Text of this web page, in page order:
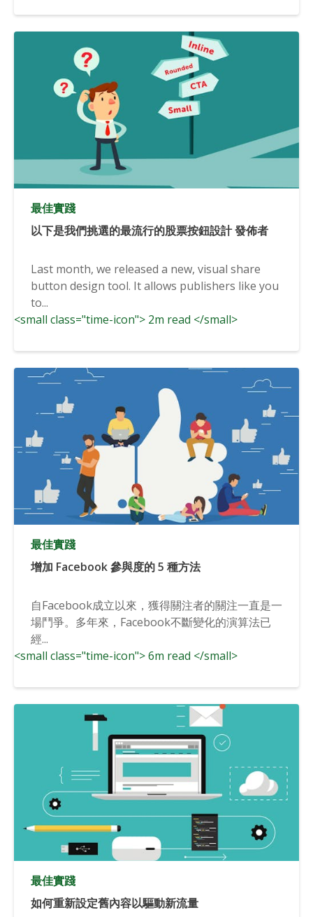
最佳實踐
以下是我們挑選的最流行的股票按鈕設計 發佈者
Last month, we released a new, visual share
button design tool. It allows publishers like you
to...
<small class="time-icon"> 2m read </small>
最佳實踐
增加 Facebook 參與度的 5 種方法
自Facebook成立以來，獲得關注者的關注一直是一
場鬥爭。多年來，Facebook不斷變化的演算法已
經...
<small class="time-icon"> 6m read </small>
最佳實踐
如何重新設定舊內容以驅動新流量